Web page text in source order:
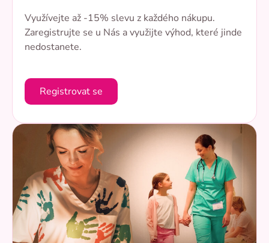
Využívejte až -15% slevu z každého nákupu.
Zaregistrujte se u Nás a využijte výhod, které jinde
nedostanete.
Registrovat se